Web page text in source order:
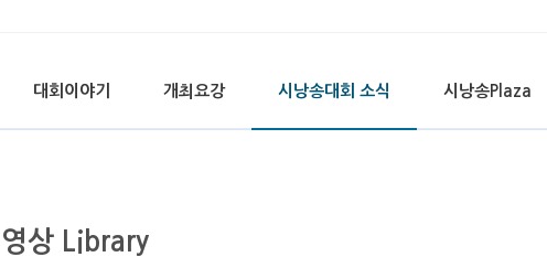
대회이야기 개최요강 시낭송대회 소식 시낭송Plaza
영상 Library